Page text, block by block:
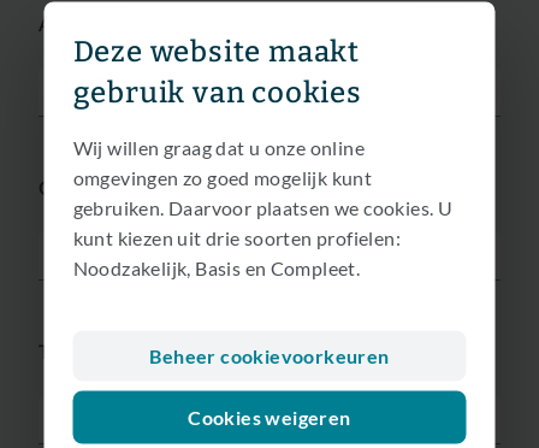
Deze website maakt
gebruik van cookies
Wij willen graag dat u onze online
omgevingen zo goed mogelijk kunt
gebruiken. Daarvoor plaatsen we cookies. U
kunt kiezen uit drie soorten profielen:
Noodzakelijk, Basis en Compleet.
Beheer cookievoorkeuren
Cookies weigeren
Achternaam*
Gender*
Telefoonnummer*